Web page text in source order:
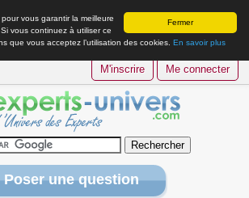
Fermer
vous garantir la meilleure
vous continuez à utiliser ce
que vous acceptez l’utilisation des cookies. En savoir plus
M'inscrire Me connecter
Poser une question